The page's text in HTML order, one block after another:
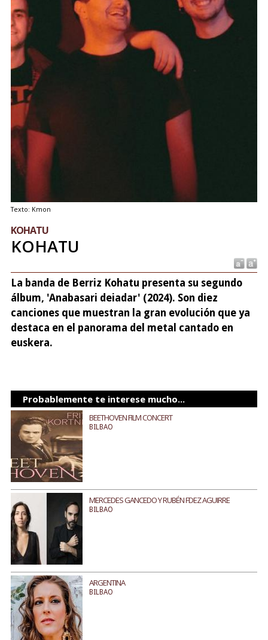
Texto: Kmon
KOHATU
KOHATU
La banda de Berriz Kohatu presenta su segundo
álbum, 'Anabasari deiadar' (2024). Son diez
canciones que muestran la gran evolución que ya
destaca en el panorama del metal cantado en
euskera.
Probablemente te interese mucho...
BEETHOVEN FILM CONCERT
BILBAO
MERCEDES GANCEDO Y RUBÉN FDEZ AGUIRRE
BILBAO
ARGENTINA
BILBAO